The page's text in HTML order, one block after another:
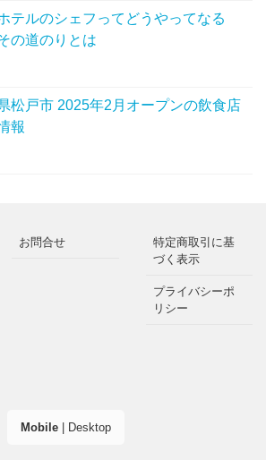
テルのシェフってどうやってなる
の道のりとは
松戸市 2025年2月オープンの飲食店
報
お問合せ
特定商取引に基
づく表示
プライバシーポ
リシー
Mobile| Desktop